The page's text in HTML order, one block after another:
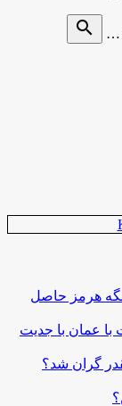
search
هرمز حاصل
با عمان با جدیت